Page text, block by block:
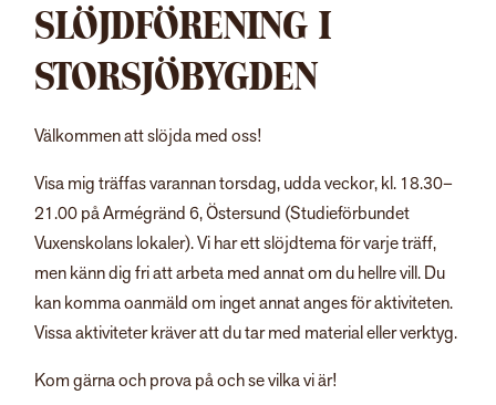
SLÖJDFÖRENING I
STORSJÖBYGDEN
Välkommen att slöjda med oss!
Visa mig träffas varannan torsdag, udda veckor, kl. 18.30–
21.00 på Armégränd 6, Östersund (Studieförbundet
Vuxenskolans lokaler). Vi har ett slöjdtema för varje träff,
men känn dig fri att arbeta med annat om du hellre vill. Du
kan komma oanmäld om inget annat anges för aktiviteten.
Vissa aktiviteter kräver att du tar med material eller verktyg.
Kom gärna och prova på och se vilka vi är!